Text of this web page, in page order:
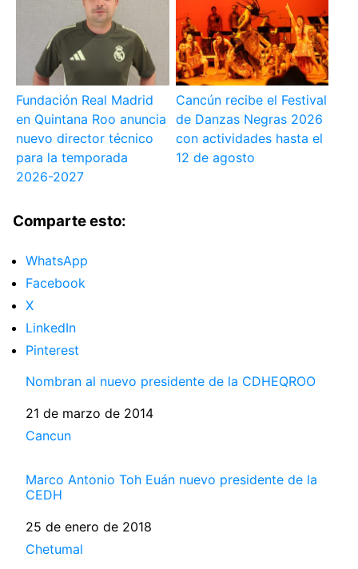
Fundación Real Madrid
en Quintana Roo anuncia
nuevo director técnico
para la temporada
2026-2027
Cancún recibe el Festival
de Danzas Negras 2026
con actividades hasta el
12 de agosto
Comparte esto:
WhatsApp
Facebook
X
LinkedIn
Pinterest
Nombran al nuevo presidente de la CDHEQROO
Fecha
21 de marzo de 2014
Respecto a
Cancun
Marco Antonio Toh Euán nuevo presidente de la
CEDH
Fecha
25 de enero de 2018
Respecto a
Chetumal